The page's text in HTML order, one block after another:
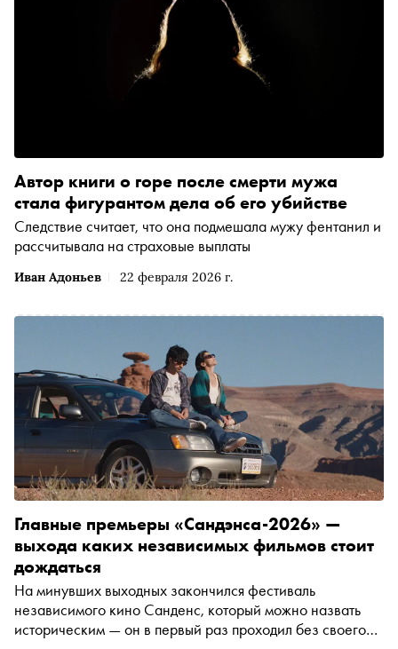
Иван Адоньев 22 февраля 2026 г.
Автор книги о горе после смерти мужа
стала фигурантом дела об его убийстве
Следствие считает, что она подмешала мужу фентанил и
рассчитывала на страховые выплаты
Главные премьеры «Сандэнса-2026» —
выхода каких независимых фильмов стоит
дождаться
На минувших выходных закончился фестиваль
независимого кино Санденс, который можно назвать
историческим — он в первый раз проходил без своего